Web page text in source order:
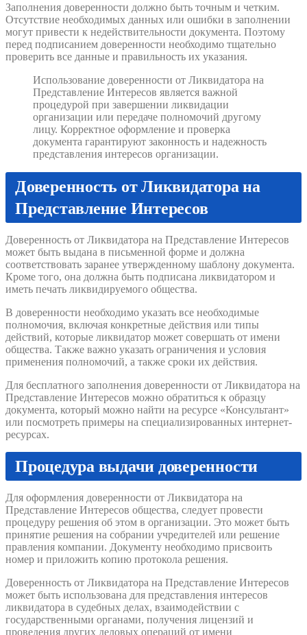
Заполнения доверенности должно быть точным и четким.
Отсутствие необходимых данных или ошибки в заполнении
могут привести к недействительности документа. Поэтому
перед подписанием доверенности необходимо тщательно
проверить все данные и правильность их указания.
Использование доверенности от Ликвидатора на
Представление Интересов является важной
процедурой при завершении ликвидации
организации или передаче полномочий другому
лицу. Корректное оформление и проверка
документа гарантируют законность и надежность
представления интересов организации.
Доверенность от Ликвидатора на
Представление Интересов
Доверенность от Ликвидатора на Представление Интересов
может быть выдана в письменной форме и должна
соответствовать заранее утвержденному шаблону документа.
Кроме того, она должна быть подписана ликвидатором и
иметь печать ликвидируемого общества.
В доверенности необходимо указать все необходимые
полномочия, включая конкретные действия или типы
действий, которые ликвидатор может совершать от имени
общества. Также важно указать ограничения и условия
применения полномочий, а также сроки их действия.
Для бесплатного заполнения доверенности от Ликвидатора на
Представление Интересов можно обратиться к образцу
документа, который можно найти на ресурсе «Консультант»
или посмотреть примеры на специализированных интернет-
ресурсах.
Процедура выдачи доверенности
Для оформления доверенности от Ликвидатора на
Представление Интересов общества, следует провести
процедуру решения об этом в организации. Это может быть
принятие решения на собрании учредителей или решение
правления компании. Документу необходимо присвоить
номер и приложить копию протокола решения.
Доверенность от Ликвидатора на Представление Интересов
может быть использована для представления интересов
ликвидатора в судебных делах, взаимодействии с
государственными органами, получения лицензий и
проведения других деловых операций от имени